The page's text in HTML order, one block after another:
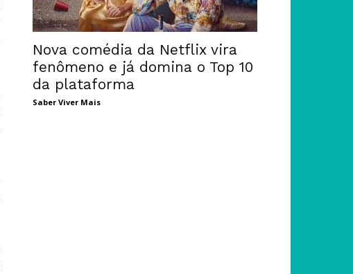
Nova comédia da Netflix vira
fenômeno e já domina o Top 10
da plataforma
Saber Viver Mais